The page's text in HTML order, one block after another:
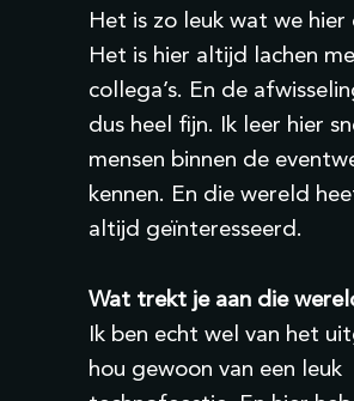
Het is zo leuk wat we hier
Het is hier altijd lachen
collega’s. En de
dus heel fijn. Ik leer hier
mensen binnen de
kennen. En die wereld
altijd geïnteresseerd.
Wat trekt je aan die
Ik ben echt wel van het
hou gewoon van een leuk